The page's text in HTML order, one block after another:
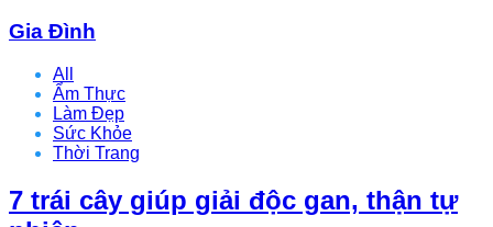
Gia Đình
All
Ẩm Thực
Làm Đẹp
Sức Khỏe
Thời Trang
7 trái cây giúp giải độc gan, thận tự